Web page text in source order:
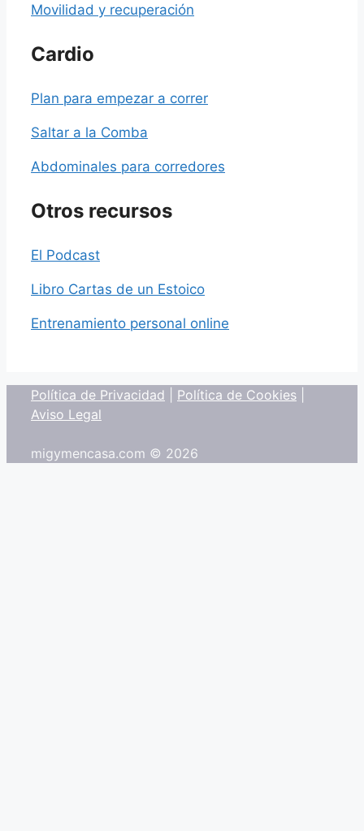
Movilidad y recuperación
Cardio
Plan para empezar a correr
Saltar a la Comba
Abdominales para corredores
Otros recursos
El Podcast
Libro Cartas de un Estoico
Entrenamiento personal online
Política de Privacidad Política de Cookies
Aviso Legal
migymencasa.com © 2026